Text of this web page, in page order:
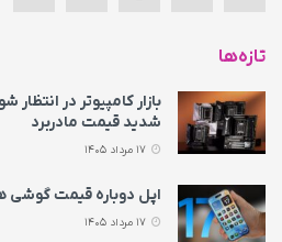
تازه‌ها
بازار کامپیوتر در
شدید قیمت مادربرد
اپل دوباره قیمت‌ گوشی